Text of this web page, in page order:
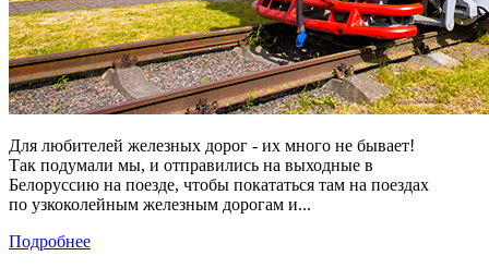
Для любителей железных дорог - их много не бывает!
Так подумали мы, и отправились на выходные в
Белоруссию на поезде, чтобы покататься там на поездах
по узкоколейным железным дорогам и...
Подробнее